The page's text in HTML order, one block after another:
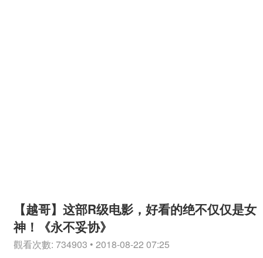
【越哥】这部R级电影，好看的绝不仅仅是女
神！《永不妥协》
觀看次數: 734903 • 2018-08-22 07:25